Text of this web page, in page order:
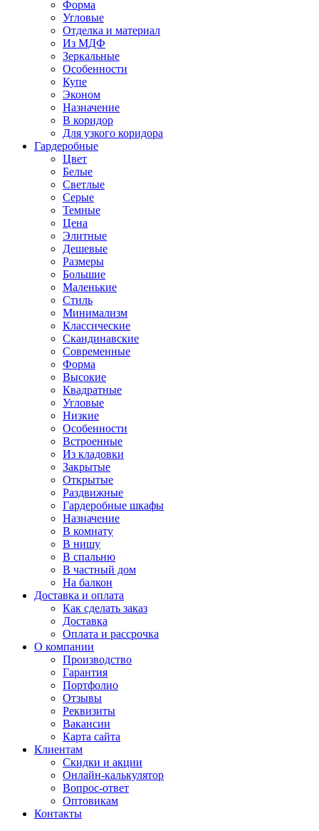
Форма
Угловые
Отделка и материал
Из МДФ
Зеркальные
Особенности
Купе
Эконом
Назначение
В коридор
Для узкого коридора
Гардеробные
Цвет
Белые
Светлые
Серые
Темные
Цена
Элитные
Дешевые
Размеры
Большие
Маленькие
Стиль
Минимализм
Классические
Скандинавские
Современные
Форма
Высокие
Квадратные
Угловые
Низкие
Особенности
Встроенные
Из кладовки
Закрытые
Открытые
Раздвижные
Гардеробные шкафы
Назначение
В комнату
В нишу
В спальню
В частный дом
На балкон
Доставка и оплата
Как сделать заказ
Доставка
Оплата и рассрочка
О компании
Производство
Гарантия
Портфолио
Отзывы
Реквизиты
Вакансии
Карта сайта
Клиентам
Скидки и акции
Онлайн-калькулятор
Вопрос-ответ
Оптовикам
Контакты